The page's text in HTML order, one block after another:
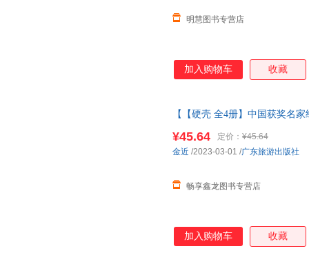
明慧图书专营店
加入购物车 收藏
【【硬壳 全4册】中国获奖名
当客服
¥45.64 定价： ¥45.64
畅享鑫龙图书专营店
金近 /2023-03-01 /广东旅游出版社
加入购物车 收藏